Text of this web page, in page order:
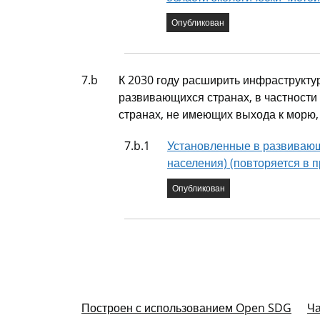
Состояние индикатора
Опубликован
Задача
7.b
К 2030 году расширить
развивающихся странах, в
странах, не имеющих выхода к
Показатель
7.b.1
Установленные в
населения) (повторяется в
Состояние индикатора
Опубликован
Построен с использованием Open SDG